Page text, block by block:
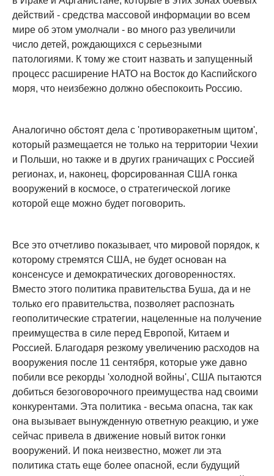
действий - средства массовой информации во всем
мире об этом умолчали - во много раз увеличили
число детей, рождающихся с серьезными
патологиями. К тому же стоит назвать и запущенный
процесс расширение НАТО на Восток до Каспийского
моря, что неизбежно должно обеспокоить Россию.
Аналогично обстоят дела с 'противоракетным щитом',
который размещается не только на территории Чехии
и Польши, но также и в других граничащих с Россией
регионах, и, наконец, форсированная США гонка
вооружений в космосе, о стратегической логике
которой еще можно будет поговорить.
Все это отчетливо показывает, что мировой порядок, к
которому стремятся США, не будет основан на
консенсусе и демократических договоренностях.
Вместо этого политика правительства Буша, да и не
только его правительства, позволяет распознать
геополитические стратегии, нацеленные на получение
преимущества в силе перед Европой, Китаем и
Россией. Благодаря резкому увеличению расходов на
вооружения после 11 сентября, которые уже давно
побили все рекорды 'холодной войны', США пытаются
добиться безоговорочного преимущества над своими
конкурентами. Эта политика - весьма опасна, так как
она вызывает вынужденную ответную реакцию, и уже
сейчас привела в движение новый виток гонки
вооружений. И пока неизвестно, может ли эта
политика стать еще более опасной, если будущий